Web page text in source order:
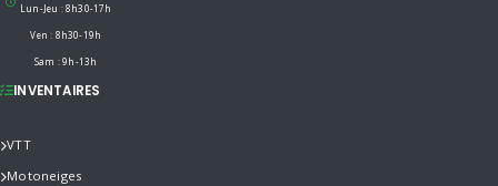
Lun-Jeu : 8h30-17h
Ven : 8h30-19h
Sam : 9h-13h
INVENTAIRES
VTT
Motoneiges